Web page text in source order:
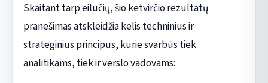
Skaitant tarp eilučių, šio ketvirčio rezultatų
pranešimas atskleidžia kelis techninius ir
strateginius principus, kurie svarbūs tiek
analitikams, tiek ir verslo vadovams: